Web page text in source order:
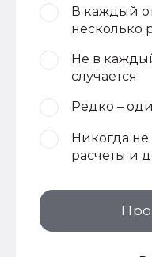
В каждый
несколько
Не в
случается
Редко –
Никогда не
расчеты и